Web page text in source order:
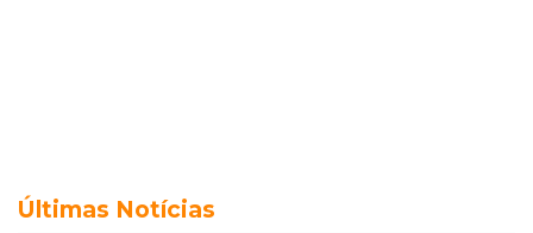
Últimas Notícias